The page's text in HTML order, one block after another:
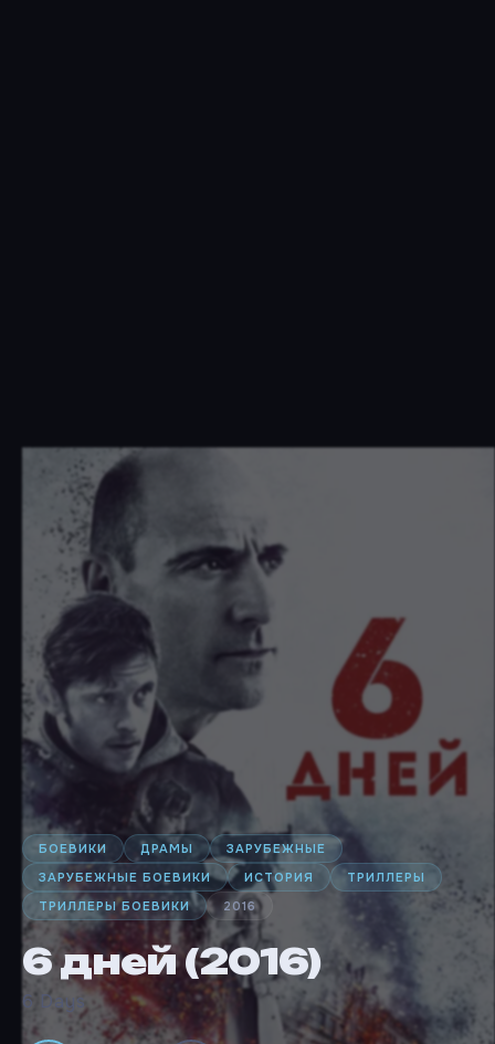
БОЕВИКИ ДРАМЫ
ЗАРУБЕЖНЫЕ
ЗАРУБЕЖНЫЕ БОЕВИКИ
ИСТОРИЯ
ТРИЛЛЕРЫ
ТРИЛЛЕРЫ БОЕВИКИ
2016
6 дней (2016)
6 Days